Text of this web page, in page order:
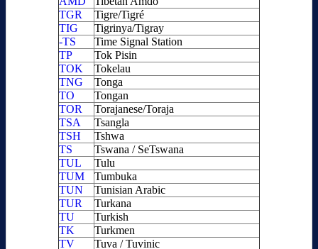
TGR
Tigre/Tigré
TIG
Tigrinya/Tigray
-TS
Time Signal Station
TP
Tok Pisin
TOK
Tokelau
TNG
Tonga
TO
Tongan
TOR
Torajanese/Toraja
TSA
Tsangla
TSH
Tshwa
TS
Tswana / SeTswana
TUL
Tulu
TUM
Tumbuka
TUN
Tunisian Arabic
TUR
Turkana
TU
Turkish
TK
Turkmen
TV
Tuva / Tuvinic